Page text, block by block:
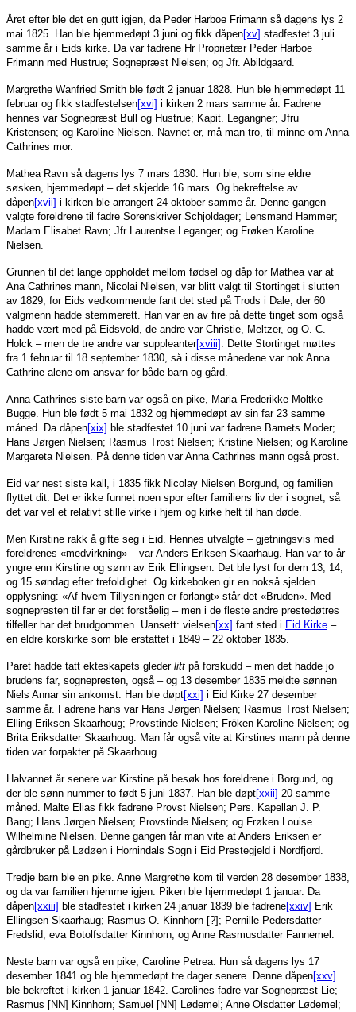
Året efter ble det en gutt igjen, da Peder Harboe Frimann så dagens lys 2
mai 1825. Han ble hjemmedøpt 3 juni og fikk dåpen[xv] stadfestet 3 juli
samme år i Eids kirke. Da var fadrene Hr Proprietær Peder Harboe
Frimann med Hustrue; Sognepræst Nielsen; og Jfr. Abildgaard.
Margrethe Wanfried Smith ble født 2 januar 1828. Hun ble hjemmedøpt 11
februar og fikk stadfestelsen[xvi] i kirken 2 mars samme år. Fadrene
hennes var Sognepræst Bull og Hustrue; Kapit. Legangner; Jfru
Kristensen; og Karoline Nielsen. Navnet er, må man tro, til minne om Anna
Cathrines mor.
Mathea Ravn så dagens lys 7 mars 1830. Hun ble, som sine eldre
søsken, hjemmedøpt – det skjedde 16 mars. Og bekreftelse av
dåpen[xvii] i kirken ble arrangert 24 oktober samme år. Denne gangen
valgte foreldrene til fadre Sorenskriver Schjoldager; Lensmand Hammer;
Madam Elisabet Ravn; Jfr Laurentse Leganger; og Frøken Karoline
Nielsen.
Grunnen til det lange oppholdet mellom fødsel og dåp for Mathea var at
Ana Cathrines mann, Nicolai Nielsen, var blitt valgt til Stortinget i slutten
av 1829, for Eids vedkommende fant det sted på Trods i Dale, der 60
valgmenn hadde stemmerett. Han var en av fire på dette tinget som også
hadde vært med på Eidsvold, de andre var Christie, Meltzer, og O. C.
Holck – men de tre andre var suppleanter[xviii] . Dette Stortinget møttes
fra 1 februar til 18 september 1830, så i disse månedene var nok Anna
Cathrine alene om ansvar for både barn og gård.
Anna Cathrines siste barn var også en pike, Maria Frederikke Moltke
Bugge. Hun ble født 5 mai 1832 og hjemmedøpt av sin far 23 samme
måned. Da dåpen[xix] ble stadfestet 10 juni var fadrene Barnets Moder;
Hans Jørgen Nielsen; Rasmus Trost Nielsen; Kristine Nielsen; og Karoline
Margareta Nielsen. På denne tiden var Anna Cathrines mann også prost.
Eid var nest siste kall, i 1835 fikk Nicolay Nielsen Borgund, og familien
flyttet dit. Det er ikke funnet noen spor efter familiens liv der i sognet, så
det var vel et relativt stille virke i hjem og kirke helt til han døde.
Men Kirstine rakk å gifte seg i Eid. Hennes utvalgte – gjetningsvis med
foreldrenes «medvirkning» – var Anders Eriksen Skaarhaug. Han var to år
yngre enn Kirstine og sønn av Erik Ellingsen. Det ble lyst for dem 13, 14,
og 15 søndag efter trefoldighet. Og kirkeboken gir en nokså sjelden
opplysning: «Af hvem Tillysningen er forlangt» står det «Bruden». Med
sognepresten til far er det forståelig – men i de fleste andre prestedøtres
tilfeller har det brudgommen. Uansett: vielsen[xx] fant sted i Eid Kirke –
en eldre korskirke som ble erstattet i 1849 – 22 oktober 1835.
Paret hadde tatt ekteskapets gleder litt på forskudd – men det hadde jo
brudens far, sognepresten, også – og 13 desember 1835 meldte sønnen
Niels Annar sin ankomst. Han ble døpt[xxi] i Eid Kirke 27 desember
samme år. Fadrene hans var Hans Jørgen Nielsen; Rasmus Trost Nielsen;
Elling Eriksen Skaarhoug; Provstinde Nielsen; Fröken Karoline Nielsen; og
Brita Eriksdatter Skaarhoug. Man får også vite at Kirstines mann på denne
tiden var forpakter på Skaarhoug.
Halvannet år senere var Kirstine på besøk hos foreldrene i Borgund, og
der ble sønn nummer to født 5 juni 1837. Han ble døpt[xxii] 20 samme
måned. Malte Elias fikk fadrene Provst Nielsen; Pers. Kapellan J. P.
Bang; Hans Jørgen Nielsen; Provstinde Nielsen; og Frøken Louise
Wilhelmine Nielsen. Denne gangen får man vite at Anders Eriksen er
gårdbruker på Lødøen i Hornindals Sogn i Eid Prestegjeld i Nordfjord.
Tredje barn ble en pike. Anne Margrethe kom til verden 28 desember 1838,
og da var familien hjemme igjen. Piken ble hjemmedøpt 1 januar. Da
dåpen[xxiii] ble stadfestet i kirken 24 januar 1839 ble fadrene[xxiv] Erik
Ellingsen Skaarhaug; Rasmus O. Kinnhorn [?]; Pernille Pedersdatter
Fredslid; eva Botolfsdatter Kinnhorn; og Anne Rasmusdatter Fannemel.
Neste barn var også en pike, Caroline Petrea. Hun så dagens lys 17
desember 1841 og ble hjemmedøpt tre dager senere. Denne dåpen[xxv]
ble bekreftet i kirken 1 januar 1842. Carolines fadre var Sognepræst Lie;
Rasmus [NN] Kinnhorn; Samuel [NN] Lødemel; Anne Olsdatter Lødemel;